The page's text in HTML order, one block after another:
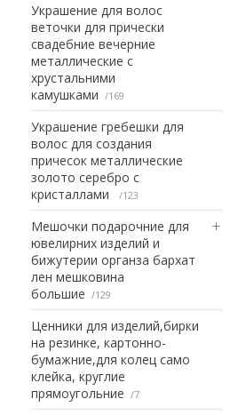
Украшение для волос
веточки для прически
свадебние вечерние
металлические с
хрустальними
камушками
169
Украшение гребешки для
волос для создания
причесок металлические
золото серебро с
кристаллами
123
Мешочки подарочние для
ювелирних изделий и
бижутерии органза бархат
лен мешковина
большие
129
Ценники для изделий,бирки
на резинке, картонно-
бумажние,для колец само
клейка, круглие
прямоугольние
7